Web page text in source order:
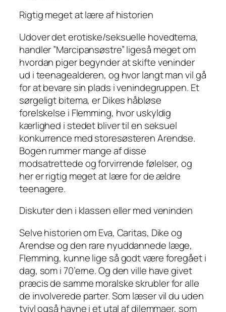
Rigtig meget at lære af historien
Udover det erotiske/seksuelle hovedtema,
handler ”Marcipansøstre” ligeså meget om
hvordan piger begynder at skifte veninder
ud i teenagealderen, og hvor langt man vil gå
for at bevare sin plads i venindegruppen. Et
sørgeligt bitema, er Dikes håbløse
forelskelse i Flemming, hvor uskyldig
kærlighed i stedet bliver til en seksuel
konkurrence med storesøsteren Arendse.
Bogen rummer mange af disse
modsatrettede og forvirrende følelser, og
her er rigtig meget at lære for de ældre
teenagere.
Diskuter den i klassen eller med veninden
Selve historien om Eva, Caritas, Dike og
Arendse og den rare nyuddannede læge,
Flemming, kunne lige så godt være foregået i
dag, som i 70’erne. Og den ville have givet
præcis de samme moralske skrubler for alle
de involverede parter. Som læser vil du uden
tvivl også havne i et utal af dilemmaer, som